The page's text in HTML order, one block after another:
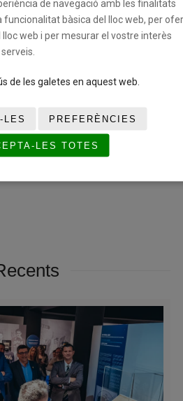
persones al Centre
de navegació amb les finalitats
funcionalitat bàsica del lloc web, per
web i per mesurar el vostre interès
de les galetes en aquest web.
LES PREFERÈNCIES
LES TOTES